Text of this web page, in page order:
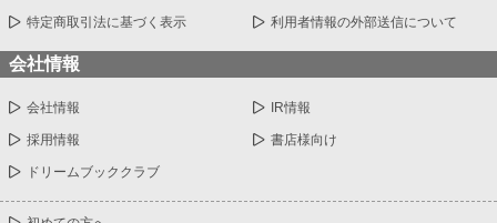
特定商取引法に基づく表示 利用者情報の外部送信について
会社情報
会社情報 IR情報
採用情報 書店様向け
ドリームブッククラブ